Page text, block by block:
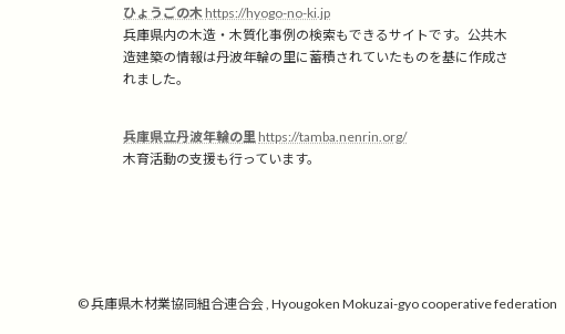
送
り
ひょうごの木 https://hyogo-no-ki.jp
兵庫県内の木造・木質化事例の検索もできるサイトです。公共木
造建築の情報は丹波年輪の里に蓄積されていたものを基に作成さ
れました。
兵庫県立丹波年輪の里 https://tamba.nenrin.org/
木育活動の支援も行っています。
© 兵庫県木材業協同組合連合会 , Hyougoken Mokuzai-gyo cooperative federation